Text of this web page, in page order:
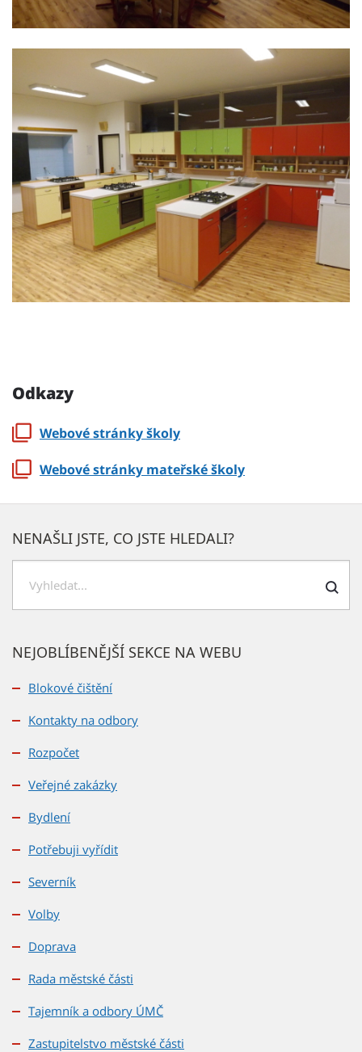
Odkazy
Webové stránky školy
Webové stránky mateřské školy
NEJOBLÍBENĚJŠÍ SEKCE NA WEBU
Blokové čištění
Kontakty na odbory
Rozpočet
Veřejné zakázky
Bydlení
Potřebuji vyřídit
Severník
Volby
Doprava
Rada městské části
Tajemník a odbory ÚMČ
Zastupitelstvo městské části
NENAŠLI JSTE, CO JSTE HLEDALI?